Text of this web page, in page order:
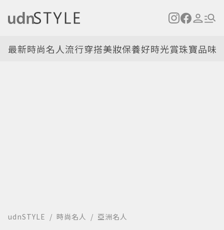
最新時尚名人流行穿搭美妝保養好時光賞珠寶品味
udnSTYLE 時尚名人 亞洲名人